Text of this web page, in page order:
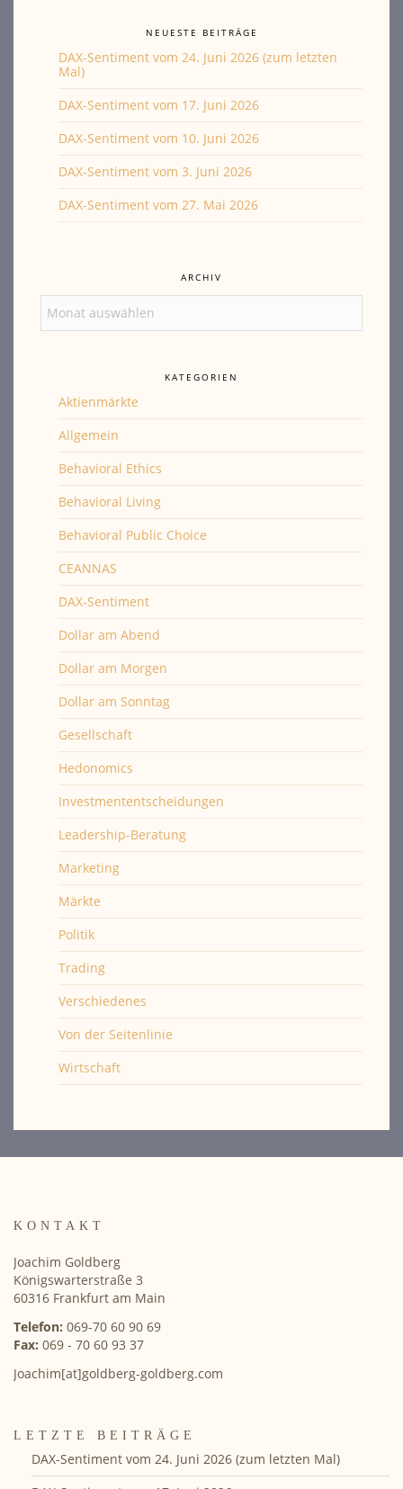
NEUESTE BEITRÄGE
DAX-Sentiment vom 24. Juni 2026 (zum letzten
Mal)
DAX-Sentiment vom 17. Juni 2026
DAX-Sentiment vom 10. Juni 2026
DAX-Sentiment vom 3. Juni 2026
DAX-Sentiment vom 27. Mai 2026
ARCHIV
KATEGORIEN
Aktienmärkte
Allgemein
Behavioral Ethics
Behavioral Living
Behavioral Public Choice
CEANNAS
DAX-Sentiment
Dollar am Abend
Dollar am Morgen
Dollar am Sonntag
Gesellschaft
Hedonomics
Investmententscheidungen
Leadership-Beratung
Marketing
Märkte
Politik
Trading
Verschiedenes
Von der Seitenlinie
Wirtschaft
KONTAKT
Joachim Goldberg
Königswarterstraße 3
60316 Frankfurt am Main
Telefon: 069-70 60 90 69
Fax: 069 - 70 60 93 37
Joachim[at]goldberg-goldberg.com
LETZTE BEITRÄGE
DAX-Sentiment vom 24. Juni 2026 (zum letzten Mal)